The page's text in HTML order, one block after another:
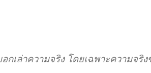
ล่าความจริง โดยเฉพาะความจริง